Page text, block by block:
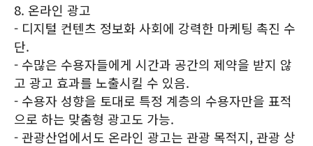
8. 온라인 광고
- 디지털 컨텐츠 정보화 사회에 강력한 마케팅 촉진 수
단.
- 수많은 수용자들에게 시간과 공간의 제약을 받지 않
고 광고 효과를 노출시킬 수 있음.
- 수용자 성향을 토대로 특정 계층의 수용자만을 표적
으로 하는 맞춤형 광고도 가능.
- 관광산업에서도 온라인 광고는 관광 목적지, 관광 상